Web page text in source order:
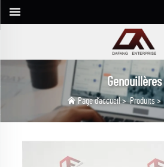
Genouillères
Page d’accueil>Produits >